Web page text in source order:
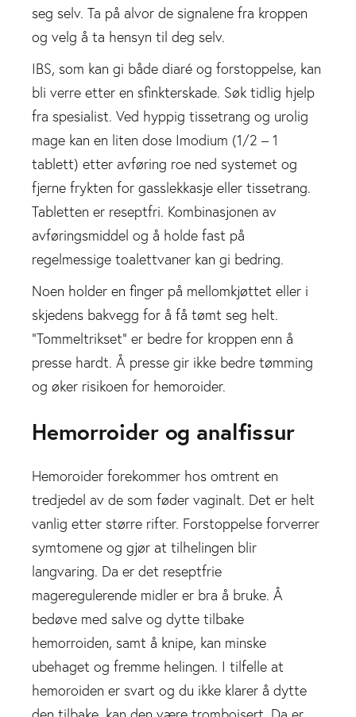
seg selv. Ta på alvor de signalene fra kroppen
og velg å ta hensyn til deg selv.
IBS, som kan gi både diaré og forstoppelse, kan
bli verre etter en sfinkterskade. Søk tidlig hjelp
fra spesialist. Ved hyppig tissetrang og urolig
mage kan en liten dose Imodium (1/2 – 1
tablett) etter avføring roe ned systemet og
fjerne frykten for gasslekkasje eller tissetrang.
Tabletten er reseptfri. Kombinasjonen av
avføringsmiddel og å holde fast på
regelmessige toalettvaner kan gi bedring.
Noen holder en finger på mellomkjøttet eller i
skjedens bakvegg for å få tømt seg helt.
“Tommeltrikset” er bedre for kroppen enn å
presse hardt. Å presse gir ikke bedre tømming
og øker risikoen for hemoroider.
Hemorroider og analfissur
Hemoroider forekommer hos omtrent en
tredjedel av de som føder vaginalt. Det er helt
vanlig etter større rifter. Forstoppelse forverrer
symtomene og gjør at tilhelingen blir
langvaring. Da er det reseptfrie
mageregulerende midler er bra å bruke. Å
bedøve med salve og dytte tilbake
hemorroiden, samt å knipe, kan minske
ubehaget og fremme helingen. I tilfelle at
hemoroiden er svart og du ikke klarer å dytte